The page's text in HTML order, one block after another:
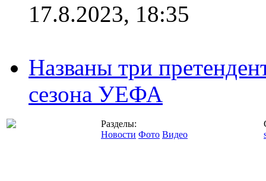
17.8.2023, 18:35
Названы три
сезона УЕФА
Разделы:
Новости Фото Видео